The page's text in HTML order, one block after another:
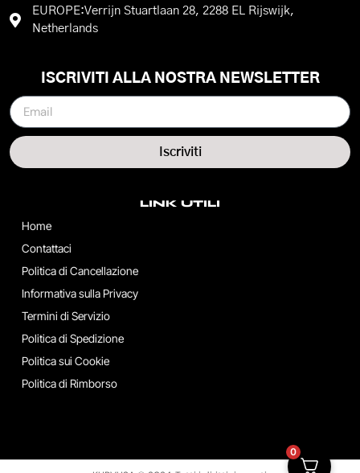
EUROPE:Verrijn Stuartlaan 28, 2288 EL Rijswijk,
Netherlands
LINK UTILI
Home
Contattaci
Politica di Cancellazione
Informativa sulla Privacy
Termini di Servizio
Politica di Spedizione
Politica sui Cookie
Politica di Rimborso
ISCRIVITI ALLA NOSTRA NEWSLETTER
Iscriviti
0